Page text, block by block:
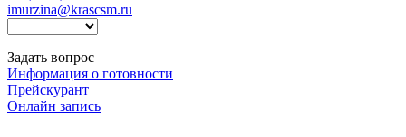
imurzina@krascsm.ru
Задать вопрос
Информация о готовности
Прейскурант
Онлайн запись